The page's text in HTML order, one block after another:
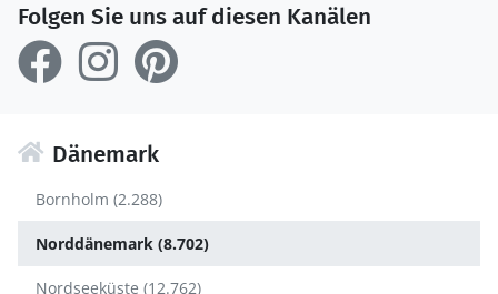
Folgen Sie uns auf diesen Kanälen
Dänemark
Bornholm (2.288)
Norddänemark (8.702)
Nordseeküste (12.762)